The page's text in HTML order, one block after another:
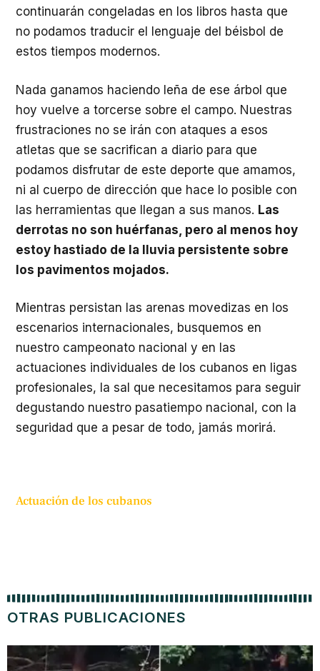
continuarán congeladas en los libros hasta que
no podamos traducir el lenguaje del béisbol de
estos tiempos modernos.
Nada ganamos haciendo leña de ese árbol que
hoy vuelve a torcerse sobre el campo. Nuestras
frustraciones no se irán con ataques a esos
atletas que se sacrifican a diario para que
podamos disfrutar de este deporte que amamos,
ni al cuerpo de dirección que hace lo posible con
las herramientas que llegan a sus manos. Las
derrotas no son huérfanas, pero al menos hoy
estoy hastiado de la lluvia persistente sobre
los pavimentos mojados.
Mientras persistan las arenas movedizas en los
escenarios internacionales, busquemos en
nuestro campeonato nacional y en las
actuaciones individuales de los cubanos en ligas
profesionales, la sal que necesitamos para seguir
degustando nuestro pasatiempo nacional, con la
seguridad que a pesar de todo, jamás morirá.
Actuación de los cubanos
OTRAS PUBLICACIONES